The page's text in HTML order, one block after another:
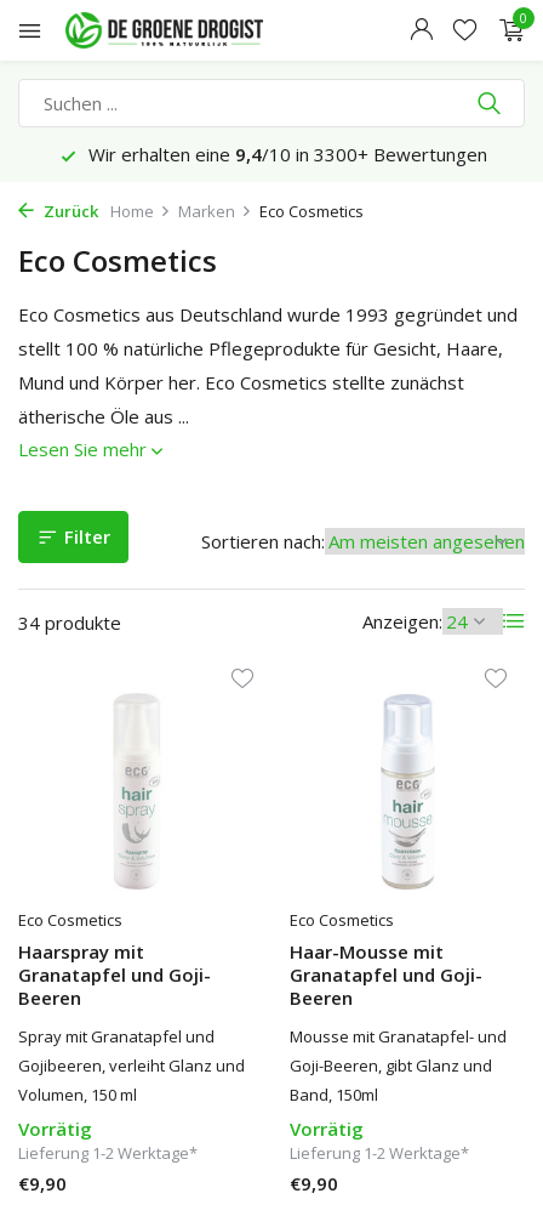
0
eine 9,4/10 in 3300+ Bewertungen Vor 23:45
Zurück Home Marken Eco Cosmetics
Eco Cosmetics
Eco Cosmetics aus Deutschland wurde 1993 gegründet und
stellt 100 % natürliche Pflegeprodukte für Gesicht, Haare,
Mund und Körper her. Eco Cosmetics stellte zunächst
ätherische Öle aus ...
Lesen Sie mehr
Filter
34 produkte Anzeigen:
Sortieren nach:
Eco Cosmetics
Haarspray mit
Granatapfel und Goji-
Beeren
Spray mit Granatapfel und
Gojibeeren, verleiht Glanz und
Volumen, 150 ml
Vorrätig
Lieferung 1-2 Werktage*
€9,90
Eco Cosmetics
Haar-Mousse mit
Granatapfel und Goji-
Beeren
Mousse mit Granatapfel- und
Goji-Beeren, gibt Glanz und
Band, 150ml
Vorrätig
Lieferung 1-2 Werktage*
€9,90